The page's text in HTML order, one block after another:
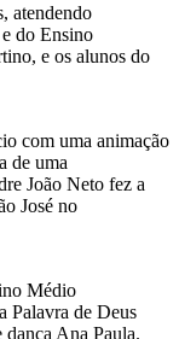
atendendo
do Ensino
e os alunos do
com uma animação
de uma
João Neto fez a
José no
Médio
Palavra de Deus
dança Ana Paula.